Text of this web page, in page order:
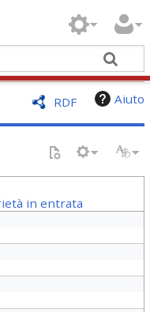
RDF Aiuto
in entrata